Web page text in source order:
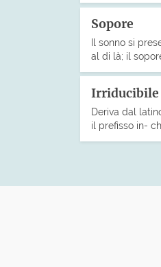
Sopore
Il sonno si
al di là; il
Irriducibile
Deriva dal
il prefisso in-